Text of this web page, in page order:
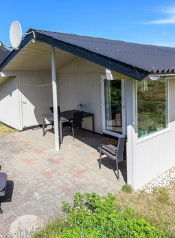
Sommerhuse for 6 Personer
Sommerhuse for 8 Personer
Sommerhuse for 10 personer
Sommerhuse i Hvide Sande
Sommerhuse i Henne Strand
Sommerhuse i Ho
Sommerhuse i Houstrup
Sommerhuse i Houvig
Sommerhus på Holmsland Klit
Sommerhuse på Holmsland
Sommerhuse i Hvide Sande
Sommerhuse i Jegum
Sommerhuse i Klegod